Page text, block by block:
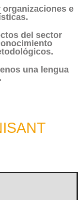
e
del sector
una lengua